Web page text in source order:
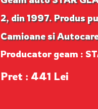
2, din 1997. Produs
Camioane si
Producator geam :
Pret : 441 Lei